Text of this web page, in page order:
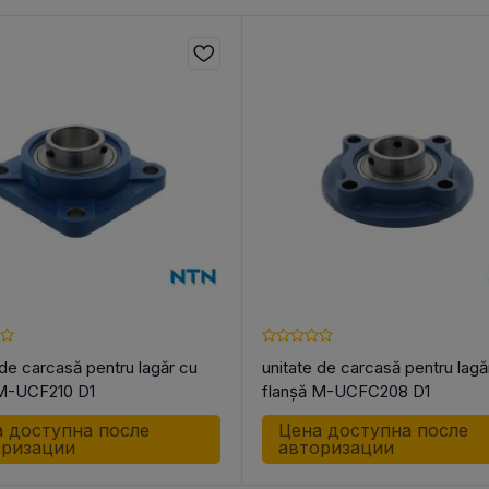
carcasă pentru lagăr cu
UCF210 D1
доступна после
unitate de carcasă pentru
flanșă M-UCFC208 D1
Цена доступна после
авторизации